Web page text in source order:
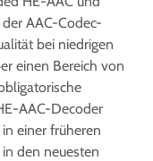
AAC-Codec-
bei niedrigen
einen Bereich von
AAC-Decoder
einer früheren
den neuesten